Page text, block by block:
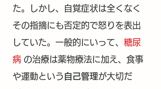
た。しかし、自覚症状は全くなく
その指摘にも否定的で怒りを表出
していた。一般的にいって、 糖尿
病 の治療は薬物療法に加え、食事
や運動という 自己管理が大切だ